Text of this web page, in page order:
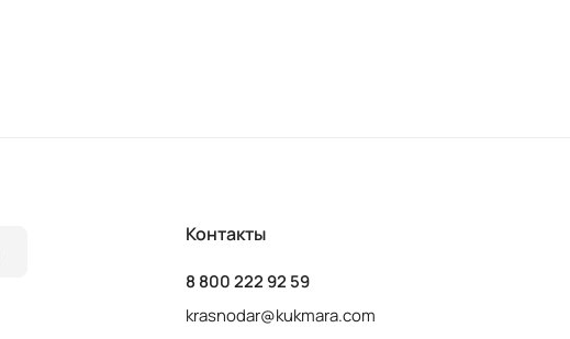
Контакты
8 800 222 92 59
krasnodar@kukmara.com